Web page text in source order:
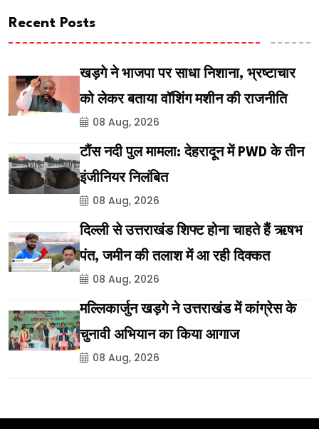
Recent Posts
खड़गे ने भाजपा पर साधा निशाना, भ्रष्टाचार
को लेकर बताया वॉशिंग मशीन की राजनीति
08 Aug, 2026
टौंस नदी पुल मामला: देहरादून में PWD के तीन
इंजीनियर निलंबित
08 Aug, 2026
दिल्ली से उत्तराखंड शिफ्ट होना चाहते हैं ऋषभ
पंत, जमीन की तलाश में आ रही दिक्कत
08 Aug, 2026
मल्लिकार्जुन खड़गे ने उत्तराखंड में कांग्रेस के
चुनावी अभियान का किया आगाज
08 Aug, 2026